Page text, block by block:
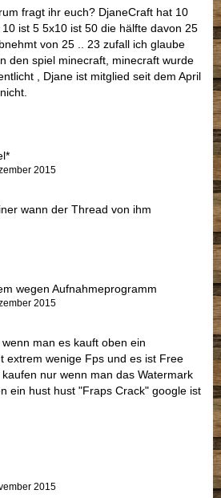
fragt ihr euch? DjaneCraft hat 10
ist 5 5x10 ist 50 die hälfte davon 25
von 25 .. 23 zufall ich glaube
den spiel minecraft, minecraft wurde
, Djane ist mitglied seit dem April
2015
wann der Thread von ihm
wegen Aufnahmeprogramm
2015
man es kauft oben ein
extrem wenige Fps und es ist Free
nur wenn man das Watermark
ein hust hust "Fraps Crack" google ist
2015